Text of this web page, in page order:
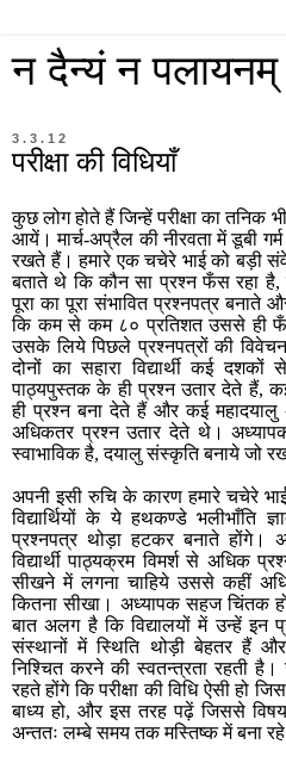
न दैन्यं न पलायनम्
3.3.12
परीक्षा की विधियाँ
कुछ लोग होते हैं जिन्हें परीक्षा का तनिक
आयें। मार्च-अप्रैल की नीरवता में डूबी
रखते हैं। हमारे एक चचेरे भाई को बड़ी
बताते थे कि कौन सा प्रश्न फँस रहा
पूरा का पूरा संभावित प्रश्नपत्र बनाते
कि कम से कम ८० प्रतिशत उससे ही
उसके लिये पिछले प्रश्नपत्रों की
दोनों का सहारा विद्यार्थी कई
पाठ्यपुस्तक के ही प्रश्न उतार देते हैं,
ही प्रश्न बना देते हैं और कई
अधिकतर प्रश्न उतार देते थे।
स्वाभाविक है, दयालु संस्कृति बनाये जो
अपनी इसी रुचि के कारण हमारे चचेरे
विद्यार्थियों के ये हथकण्डे भलीभाँति
प्रश्नपत्र थोड़ा हटकर बनाते होंगे।
विद्यार्थी पाठ्यक्रम विमर्श से अधिक
सीखने में लगना चाहिये उससे कहीं
कितना सीखा। अध्यापक सहज चिंतक
बात अलग है कि विद्यालयों में उन्हें इन
संस्थानों में स्थिति थोड़ी बेहतर हैं और
निश्चित करने की स्वतन्त्रता रहती
रहते होंगे कि परीक्षा की विधि ऐसी हो
बाध्य हो, और इस तरह पढ़ें जिससे
अन्ततः लम्बे समय तक मस्तिष्क में बना